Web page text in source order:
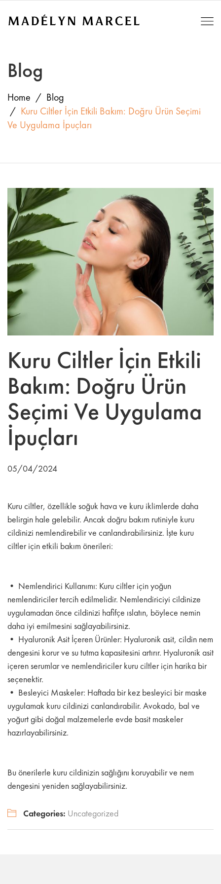
Blog
Home
Blog
Kuru Ciltler İçin Etkili Bakım: Doğru Ürün Seçimi
Ve Uygulama İpuçları
Kuru Ciltler İçin Etkili
Bakım: Doğru Ürün
Seçimi Ve Uygulama
İpuçları
05/04/2024
Kuru ciltler, özellikle soğuk hava ve kuru iklimlerde daha
belirgin hale gelebilir. Ancak doğru bakım rutiniyle kuru
cildinizi nemlendirebilir ve canlandırabilirsiniz. İşte kuru
ciltler için etkili bakım önerileri:
• Nemlendirici Kullanımı: Kuru ciltler için yoğun
nemlendiriciler tercih edilmelidir. Nemlendiriciyi cildinize
uygulamadan önce cildinizi hafifçe ıslatın, böylece nemin
daha iyi emilmesini sağlayabilirsiniz.
• Hyaluronik Asit İçeren Ürünler: Hyaluronik asit, cildin nem
dengesini korur ve su tutma kapasitesini artırır. Hyaluronik asit
içeren serumlar ve nemlendiriciler kuru ciltler için harika bir
seçenektir.
• Besleyici Maskeler: Haftada bir kez besleyici bir maske
uygulamak kuru cildinizi canlandırabilir. Avokado, bal ve
yoğurt gibi doğal malzemelerle evde basit maskeler
hazırlayabilirsiniz.
Bu önerilerle kuru cildinizin sağlığını koruyabilir ve nem
dengesini yeniden sağlayabilirsiniz.
Categories: Uncategorized